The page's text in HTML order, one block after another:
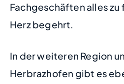
Fachgeschäften alles zu
Herz begehrt.
In der weiteren Region
Herbrazhofen gibt es